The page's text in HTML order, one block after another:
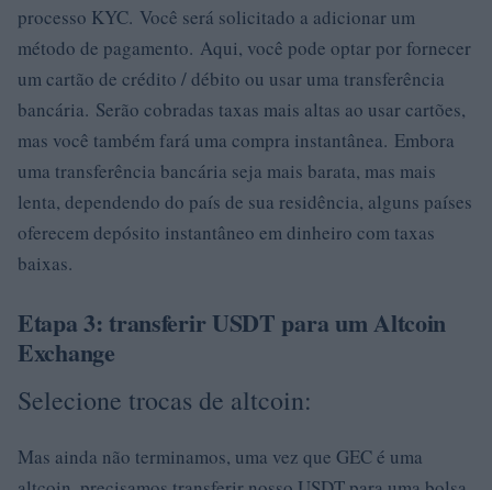
processo KYC. Você será solicitado a adicionar um
método de pagamento. Aqui, você pode optar por fornecer
um cartão de crédito / débito ou usar uma transferência
bancária. Serão cobradas taxas mais altas ao usar cartões,
mas você também fará uma compra instantânea. Embora
uma transferência bancária seja mais barata, mas mais
lenta, dependendo do país de sua residência, alguns países
oferecem depósito instantâneo em dinheiro com taxas
baixas.
Etapa 3: transferir USDT para um Altcoin
Exchange
Selecione trocas de altcoin:
Mas ainda não terminamos, uma vez que GEC é uma